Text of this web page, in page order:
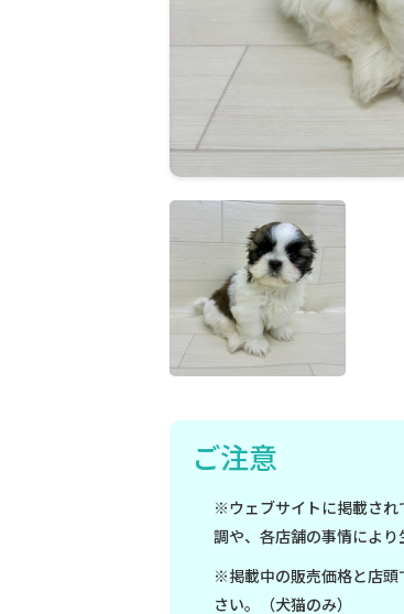
ご注意
※ウェブサイトに掲載され
調や、各店舗の事情により
※掲載中の販売価格と店頭
さい。（犬猫のみ）